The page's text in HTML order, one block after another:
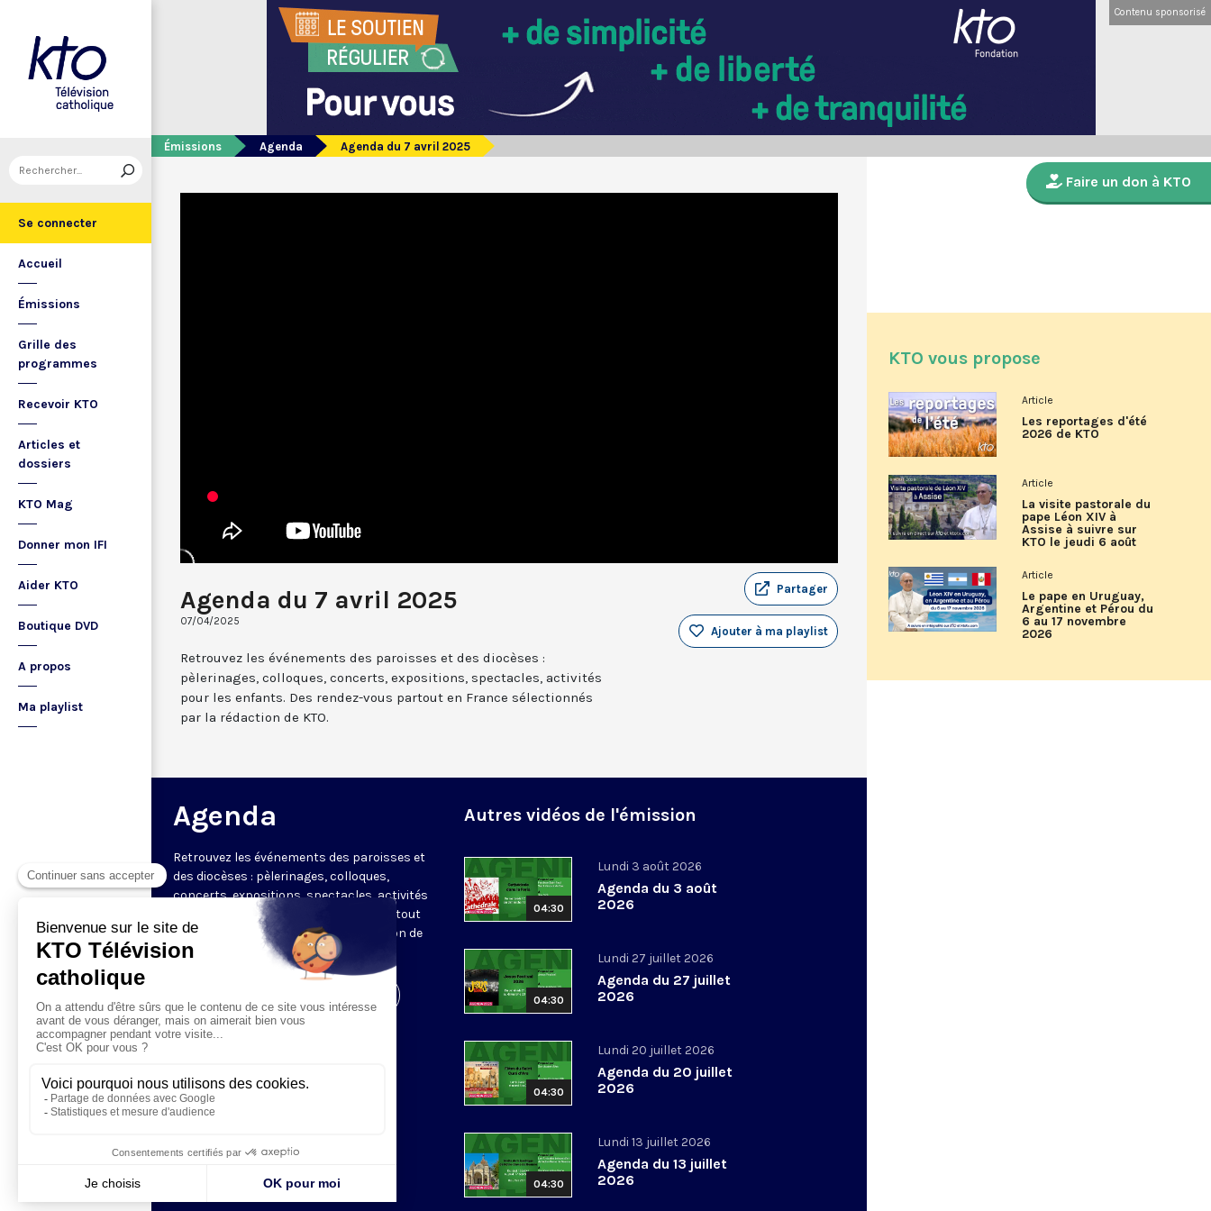
Se connecter
Accueil
Émissions
Grille des
programmes
Recevoir KTO
Articles et
dossiers
KTO Mag
Donner mon IFI
Aider KTO
Boutique DVD
A propos
Ma playlist
Contenu sponsorisé
Émissions Agenda Agenda du 7 avril 2025
Agenda du 7 avril 2025
07/04/2025
Partager
Ajouter à ma playlist
Retrouvez les événements des paroisses et des diocèses :
pèlerinages, colloques, concerts, expositions, spectacles, activités
pour les enfants. Des rendez-vous partout en France sélectionnés
par la rédaction de KTO.
Agenda
Retrouvez les événements des paroisses et
des diocèses : pèlerinages, colloques,
concerts, expositions, spectacles, activités
pour les enfants. Des rendez-vous partout
en France sélectionnés par la rédaction de
KTO.
Autres vidéos de l'émission
04:30
Lundi 3 août 2026
Agenda du 3 août
2026
04:30
Lundi 27 juillet 2026
Agenda du 27 juillet
2026
04:30
Lundi 20 juillet 2026
Agenda du 20 juillet
2026
04:30
Lundi 13 juillet 2026
Agenda du 13 juillet
2026
Faire un don à KTO
KTO vous propose
Article
Les reportages d'été
2026 de KTO
Article
La visite pastorale du
pape Léon XIV à
Assise à suivre sur
KTO le jeudi 6 août
Article
Le pape en Uruguay,
Argentine et Pérou du
6 au 17 novembre
2026